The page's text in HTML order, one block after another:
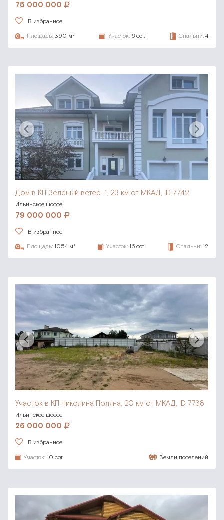
75 000 000
В избранное
Площадь: 390 м² Участок: 6 сот. Спальни: 4
Дом в КП Зелёный ветер-1, 23 км от МКАД, ID 7742
Ильинское шоссе
79 000 000
В избранное
Площадь: 1054 м² Участок: 16 сот. Спальни: 12
Участок в КП Николина Поляна, 20 км от МКАД, ID 7738
Ильинское шоссе
26 000 000
В избранное
Участок: 10 сот. Земли поселений